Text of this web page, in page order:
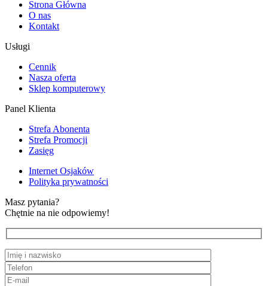
Strona Główna
O nas
Kontakt
Usługi
Cennik
Nasza oferta
Sklep komputerowy
Panel Klienta
Strefa Abonenta
Strefa Promocji
Zasięg
Internet Osjaków
Polityka prywatności
Masz pytania?
Chętnie na nie odpowiemy!